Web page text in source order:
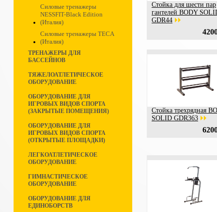
Силовые тренажеры
NESSFIT-Black Edition
(Италия)
Силовые тренажеры TECA
(Италия)
ТРЕНАЖЕРЫ ДЛЯ
БАССЕЙНОВ
ТЯЖЕЛОАТЛЕТИЧЕСКОЕ
ОБОРУДОВАНИЕ
ОБОРУДОВАНИЕ ДЛЯ
ИГРОВЫХ ВИДОВ СПОРТА
(ЗАКРЫТЫЕ ПОМЕЩЕНИЯ)
ОБОРУДОВАНИЕ ДЛЯ
ИГРОВЫХ ВИДОВ СПОРТА
(ОТКРЫТЫЕ ПЛОЩАДКИ)
ЛЕГКОАТЛЕТИЧЕСКОЕ
ОБОРУДОВАНИЕ
ГИМНАСТИЧЕСКОЕ
ОБОРУДОВАНИЕ
ОБОРУДОВАНИЕ ДЛЯ
ЕДИНОБОРСТВ
Стойка для шести пар
гантелей BODY
GDR44
Стойка трехрядная
SOLID GDR363